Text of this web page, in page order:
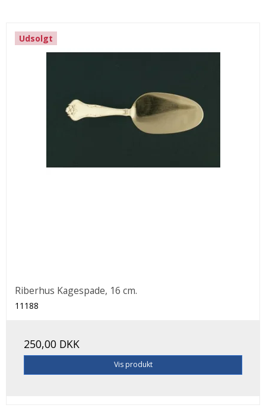
Udsolgt
Riberhus Kagespade, 16 cm.
11188
250,00 DKK
Vis produkt